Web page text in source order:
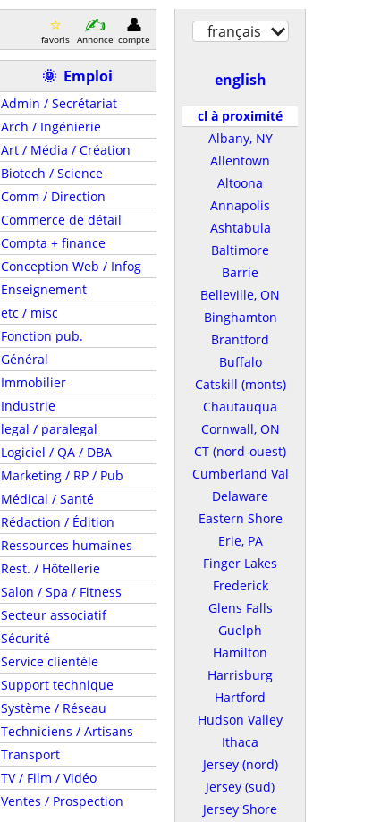
favoris Annonce compte
🌞 Emploi
Admin / Secrétariat
Arch / Ingénierie
Art / Média / Création
Biotech / Science
Comm / Direction
Commerce de détail
Compta + finance
Conception Web / Infog
Enseignement
etc / misc
Fonction pub.
Général
Immobilier
Industrie
legal / paralegal
Logiciel / QA / DBA
Marketing / RP / Pub
Médical / Santé
Rédaction / Édition
Ressources humaines
Rest. / Hôtellerie
Salon / Spa / Fitness
Secteur associatif
Sécurité
Service clientèle
Support technique
Système / Réseau
Techniciens / Artisans
Transport
TV / Film / Vidéo
Ventes / Prospection
français
english
cl à proximité
Albany, NY
Allentown
Altoona
Annapolis
Ashtabula
Baltimore
Barrie
Belleville, ON
Binghamton
Brantford
Buffalo
Catskill (monts)
Chautauqua
Cornwall, ON
CT (nord-ouest)
Cumberland Val
Delaware
Eastern Shore
Erie, PA
Finger Lakes
Frederick
Glens Falls
Guelph
Hamilton
Harrisburg
Hartford
Hudson Valley
Ithaca
Jersey (nord)
Jersey (sud)
Jersey Shore